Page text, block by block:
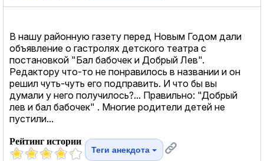
В нашу районную газету перед Новым Годом дали
объявление о гастролях детского театра с
постановкой "Бал бабочек и Добрый Лев".
Редактору что-то не понравилось в названии и он
решил чуть-чуть его подправить. И что бы вы
думали у него получилось?... Правильно: "Добрый
лев и бал бабочек" . Многие родители детей не
пустили...
Рейтинг истории
Теги анекдота